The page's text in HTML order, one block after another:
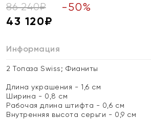
86 240₽ -50%
43 120₽
Информация
2 Топаза Swiss; Фианиты
Длина украшения - 1,6 см
Ширина - 0,8 см
Рабочая длина штифта - 0,6 см
Внутренняя высота серьги - 0,9 см